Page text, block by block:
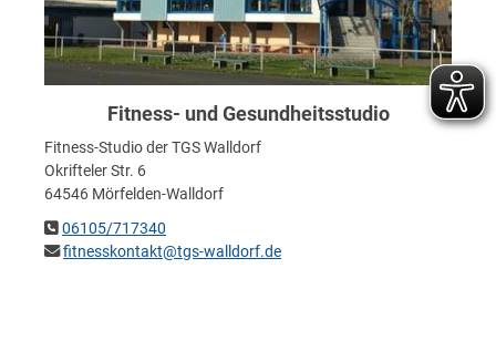
Fitness- und Gesundheitsstudio
Fitness-Studio der TGS Walldorf
Okrifteler Str. 6
64546 Mörfelden-Walldorf
06105/717340
fitnesskontakt@tgs-walldorf.de